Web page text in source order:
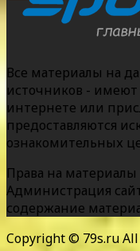
Все материалы на
источников - имеют
интернете или
предоставляются
ознакомительных
Права на
Администрация
содержание
Copyright © 79s.ru All